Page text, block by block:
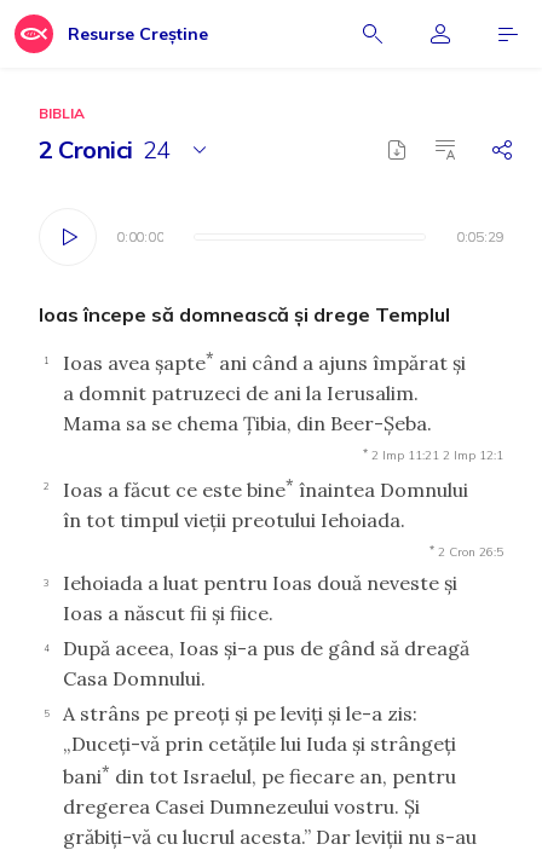
Resurse Creștine
BIBLIA
2 Cronici 24
0:00:00 0:05:29
0:00:00 0:05:29
Ioas începe să domnească şi drege Templul
1 Ioas avea şapte* ani când a ajuns împărat şi
a domnit patruzeci de ani la Ierusalim.
Mama sa se chema Ţibia, din Beer-Şeba.
* 2 Imp 11:21 2 Imp 12:1
2 Ioas a făcut ce este bine* înaintea Domnului
în tot timpul vieţii preotului Iehoiada.
* 2 Cron 26:5
3
Iehoiada a luat pentru Ioas două neveste şi
Ioas a născut fii şi fiice.
4
După aceea, Ioas şi-a pus de gând să dreagă
Casa Domnului.
5
A strâns pe preoţi şi pe leviţi şi le-a zis:
„Duceţi-vă prin cetăţile lui Iuda şi strângeţi
bani* din tot Israelul, pe fiecare an, pentru
dregerea Casei Dumnezeului vostru. Şi
grăbiţi-vă cu lucrul acesta.” Dar leviţii nu s-au